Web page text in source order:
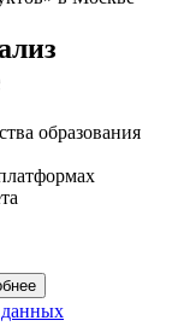
образования
данных